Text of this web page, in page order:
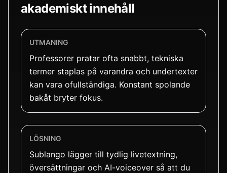
akademiskt innehåll
UTMANING
Professorer pratar ofta snabbt, tekniska
termer staplas på varandra och undertexter
kan vara ofullständiga. Konstant spolande
bakåt bryter fokus.
LÖSNING
Sublango lägger till tydlig livetextning,
översättningar och AI-voiceover så att du